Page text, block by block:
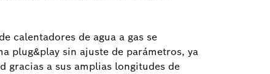
calentadores de agua a gas se
plug&play sin ajuste de parámetros, ya
gracias a sus amplias longitudes de